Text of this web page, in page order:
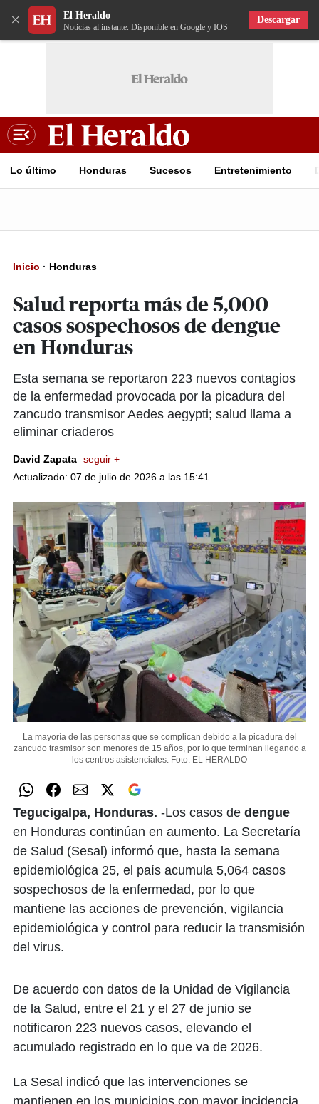
× El Heraldo
Noticias al instante. Disponible en Google y IOS
Descargar
Lo último Honduras Sucesos Entretenimiento
Inicio · Honduras
Salud reporta más de 5,000
casos sospechosos de dengue
en Honduras
Esta semana se reportaron 223 nuevos contagios
de la enfermedad provocada por la picadura del
zancudo transmisor Aedes aegypti; salud llama a
eliminar criaderos
David Zapata seguir +
Actualizado: 07 de julio de 2026 a las 15:41
La mayoría de las personas que se complican debido a la picadura del
zancudo trasmisor son menores de 15 años, por lo que terminan llegando a
los centros asistenciales. Foto: EL HERALDO
Tegucigalpa, Honduras. -Los casos de dengue
en Honduras continúan en aumento. La Secretaría
de Salud (Sesal) informó que, hasta la semana
epidemiológica 25, el país acumula 5,064 casos
sospechosos de la enfermedad, por lo que
mantiene las acciones de prevención, vigilancia
epidemiológica y control para reducir la transmisión
del virus.
De acuerdo con datos de la Unidad de Vigilancia
de la Salud, entre el 21 y el 27 de junio se
notificaron 223 nuevos casos, elevando el
acumulado registrado en lo que va de 2026.
La Sesal indicó que las intervenciones se